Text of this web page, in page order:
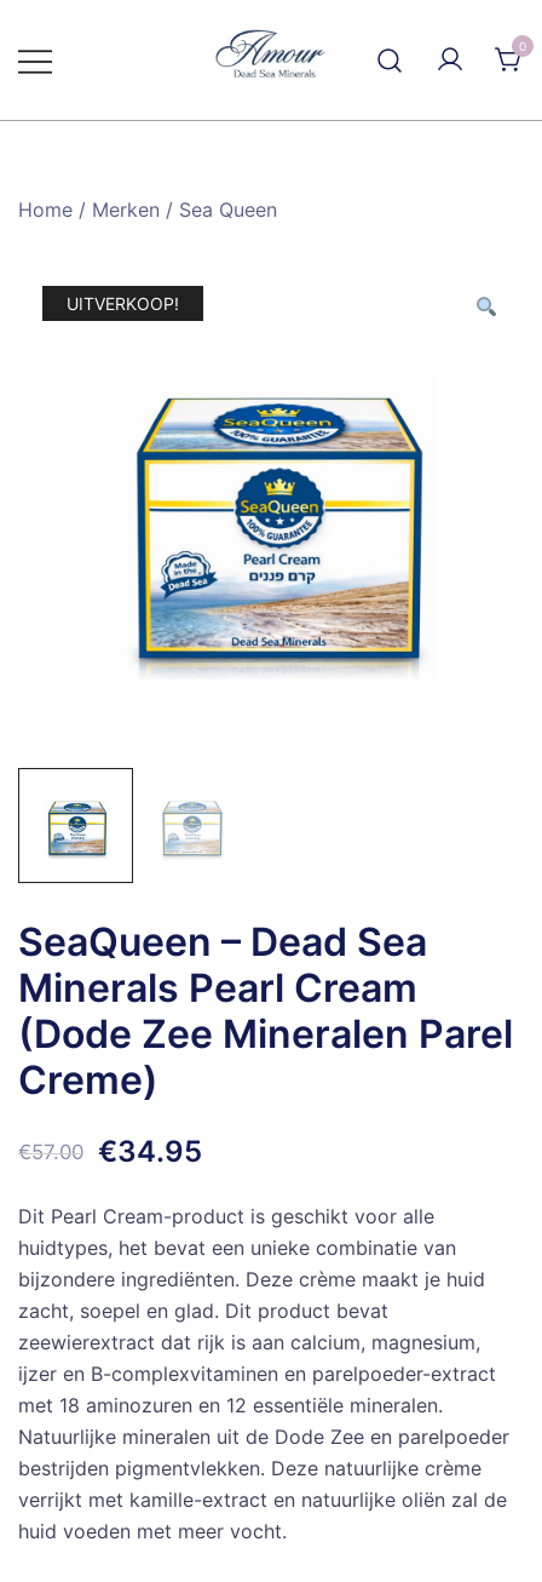
naar
de
0
Home / Merken / Sea Queen
UITVERKOOP!
SeaQueen – Dead Sea
Minerals Pearl Cream
(Dode Zee Mineralen Parel
Creme)
€57.00 Oorspronkelijke
was:
€57.00.
€34.95
is:
€34.95.
Dit Pearl Cream-product is geschikt voor alle
huidtypes, het bevat een unieke combinatie van
bijzondere ingrediënten. Deze crème maakt je huid
zacht, soepel en glad. Dit product bevat
zeewierextract dat rijk is aan calcium, magnesium,
ijzer en B-complexvitaminen en parelpoeder-extract
met 18 aminozuren en 12 essentiële mineralen.
Natuurlijke mineralen uit de Dode Zee en parelpoeder
bestrijden pigmentvlekken. Deze natuurlijke crème
verrijkt met kamille-extract en natuurlijke oliën zal de
huid voeden met meer vocht.